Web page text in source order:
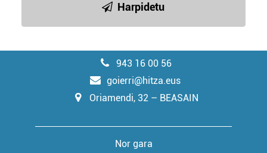
Harpidetu
943 16 00 56
goierri@hitza.eus
Oriamendi, 32 – BEASAIN
Nor gara